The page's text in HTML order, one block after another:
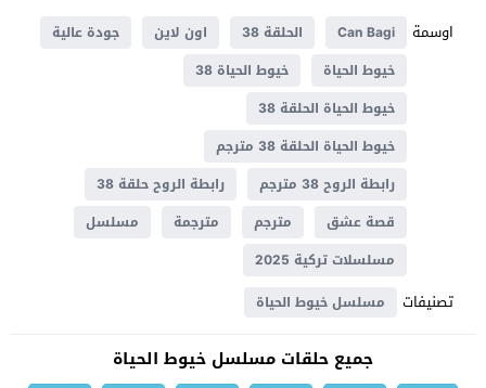
اوسمة
Can Bagi الحلقة 38 اون لاين
جودة عالية
خيوط الحياة
خيوط الحياة 38
خيوط الحياة الحلقة 38
خيوط الحياة الحلقة 38 مترجم
رابطة الروح 38 مترجم
رابطة الروح حلقة 38
قصة عشق
مترجم مترجمة
مسلسل
مسلسلات تركية 2025
تصنيفات مسلسل خيوط الحياة
جميع حلقات مسلسل خيوط الحياة